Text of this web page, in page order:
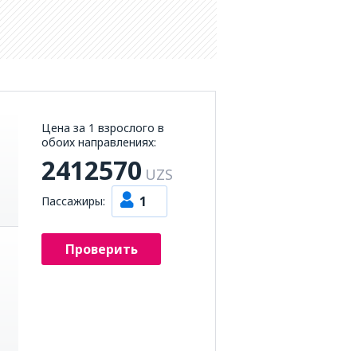
Цена за 1 взрослого в
обоих направлениях:
2412570 UZS
Пассажиры: 1
Проверить